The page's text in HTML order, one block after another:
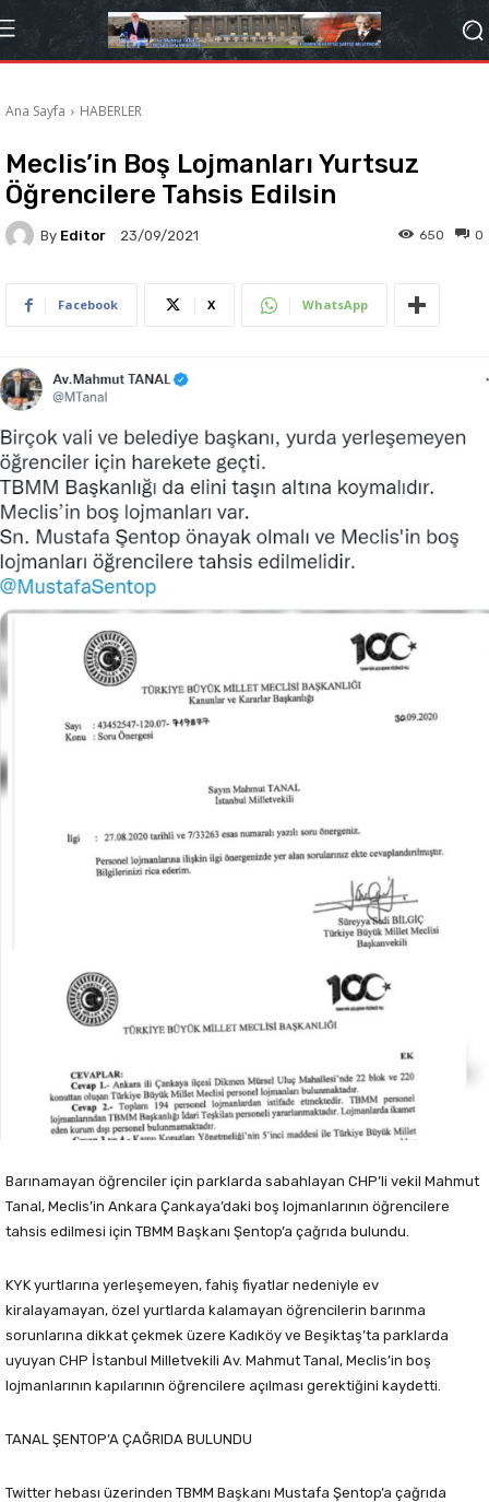
Ana Sayfa HABERLER
Meclis’in Boş Lojmanları Yurtsuz
Öğrencilere Tahsis Edilsin
By Editor 23/09/2021 0
650
Facebook X WhatsApp
Barınamayan öğrenciler için parklarda sabahlayan CHP’li vekil Mahmut
Tanal, Meclis’in Ankara Çankaya’daki boş lojmanlarının öğrencilere
tahsis edilmesi için TBMM Başkanı Şentop’a çağrıda bulundu.
KYK yurtlarına yerleşemeyen, fahiş fiyatlar nedeniyle ev
kiralayamayan, özel yurtlarda kalamayan öğrencilerin barınma
sorunlarına dikkat çekmek üzere Kadıköy ve Beşiktaş’ta parklarda
uyuyan CHP İstanbul Milletvekili Av. Mahmut Tanal, Meclis’in boş
lojmanlarının kapılarının öğrencilere açılması gerektiğini kaydetti.
TANAL ŞENTOP’A ÇAĞRIDA BULUNDU
Twitter hebası üzerinden TBMM Başkanı Mustafa Şentop’a çağrıda